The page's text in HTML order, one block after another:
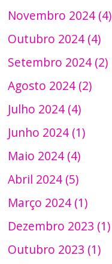
Novembro 2024 (4)
Outubro 2024 (4)
Setembro 2024 (2)
Agosto 2024 (2)
Julho 2024 (4)
Junho 2024 (1)
Maio 2024 (4)
Abril 2024 (5)
Março 2024 (1)
Dezembro 2023 (1)
Outubro 2023 (1)